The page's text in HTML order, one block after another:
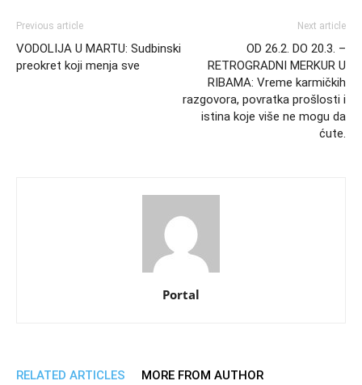
Previous article
VODOLIJA U MARTU: Sudbinski
preokret koji menja sve
Next article
OD 26.2. DO 20.3. –
RETROGRADNI MERKUR U
RIBAMA: Vreme karmičkih
razgovora, povratka prošlosti i
istina koje više ne mogu da
ćute.
Portal
RELATED ARTICLES MORE FROM AUTHOR